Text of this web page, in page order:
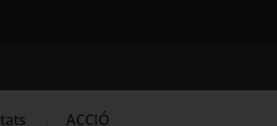
Cercador
ACCIÓ